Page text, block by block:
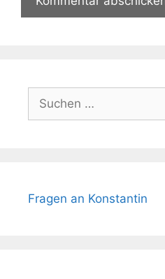
Suchen
nach:
Fragen an Konstantin